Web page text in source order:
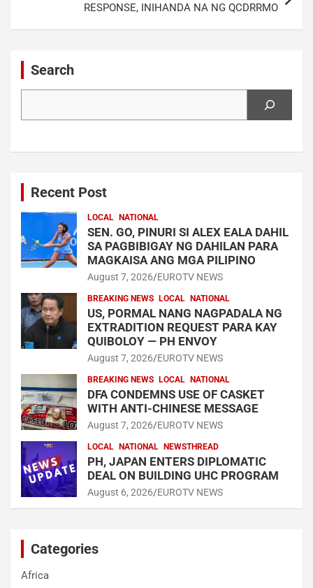
RESPONSE, INIHANDA NA NG QCDRRMO
Search
Recent Post
LOCAL NATIONAL
SEN. GO, PINURI SI ALEX EALA DAHIL
SA PAGBIBIGAY NG DAHILAN PARA
MAGKAISA ANG MGA PILIPINO
August 7, 2026 EUROTV NEWS
BREAKING NEWS LOCAL NATIONAL
US, PORMAL NANG NAGPADALA NG
EXTRADITION REQUEST PARA KAY
QUIBOLOY — PH ENVOY
August 7, 2026 EUROTV NEWS
BREAKING NEWS LOCAL NATIONAL
DFA CONDEMNS USE OF CASKET
WITH ANTI-CHINESE MESSAGE
August 7, 2026 EUROTV NEWS
LOCAL NATIONAL NEWSTHREAD
PH, JAPAN ENTERS DIPLOMATIC
DEAL ON BUILDING UHC PROGRAM
August 6, 2026 EUROTV NEWS
Categories
Africa